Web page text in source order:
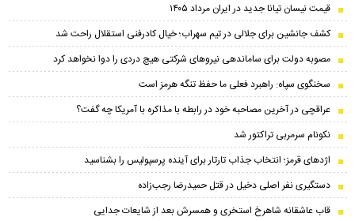
قیمت نیسان تیانا جدید در ایران مرداد ۱۴۰۵
کشف جانشین برای جلالی در تیم سهراب؛ خیال کادرفنی استقلال راحت شد
مصوبه دولت برای ساماندهی نیروهای شرکتی هیچ دردی را دوا نخواهد کرد
سخنگوی سپاه: راهبرد فعلی ما حفظ تنگه هرمز است
عراقچی در آخرین مصاحبه خود در رابطه با مذاکره با آمریکا چه گفت؟
نکونام سرمربی تراکتور شد
اژدهای قرمز؛ انتخاب جذاب تارتار برای آینده پرسپولیس را بشناسید
دستگیری نفر اصلی دخیل در قتل حمیدرضا رجب‌زاده
قاب عاشقانه شاهرخ استخری و همسرش بعد از شایعات جدایی